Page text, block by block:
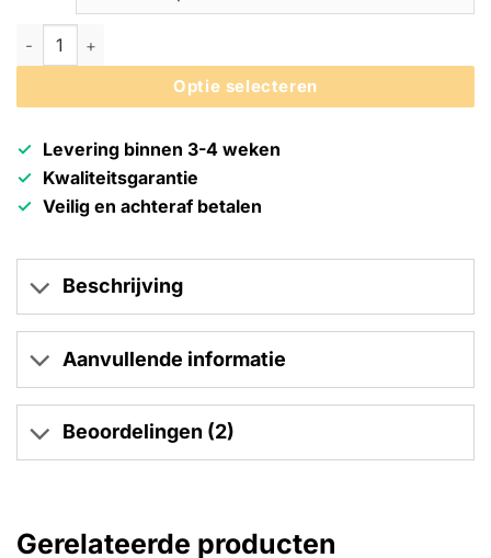
Lamelio 3D kunststof wandpaneel Olmo - Afwerkstrip links
Optie selecteren
Levering binnen 3-4 weken
Kwaliteitsgarantie
Veilig en achteraf betalen
Beschrijving
Aanvullende informatie
Beoordelingen (2)
Gerelateerde producten